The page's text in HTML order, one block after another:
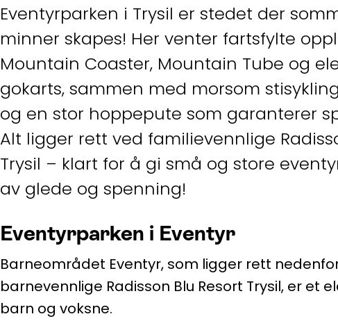
Eventyrparken i Trysil er stedet der
minner skapes! Her venter fartsfylte
Mountain Coaster, Mountain Tube og
gokarts, sammen med morsom
og en stor hoppepute som garanterer
Alt ligger rett ved familievennlige
Trysil – klart for å gi små og store
av glede og spenning!
Eventyrparken i Eventyr
Barneområdet Eventyr, som ligger rett
barnevennlige Radisson Blu Resort Trysil, er et
barn og voksne.